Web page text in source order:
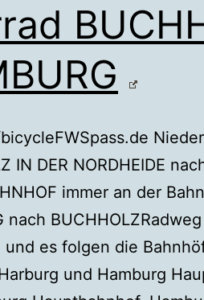
bicycleFWSpass.de
IN DER NORDHEIDE
immer an der
nach
und es folgen die
und Hamburg